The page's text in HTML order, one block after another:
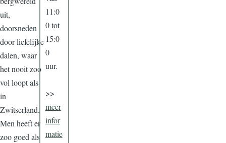
uit,
doorsneden
door liefelijke
dalen, waar
het nooit zoo
vol loopt als
in
Zwitserland.
Men heeft er
zoo goed als
11:0
0 tot
15:0
0
uur.
>>
meer
infor
matie